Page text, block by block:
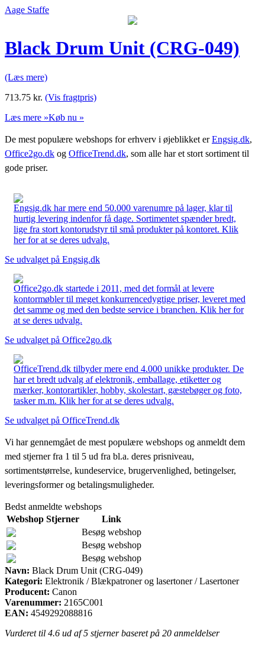
Aage Staffe
Black Drum Unit (CRG-049)
(Læs mere)
713.75 kr. (Vis fragtpris)
Læs mere »Køb nu »
De mest populære webshops for erhverv i øjeblikket erEngsig.dk,
Office2go.dk og OfficeTrend.dk, som alle har et stort sortiment til
gode priser.
Engsig.dk har mere end 50.000 varenumre på lager, klar til
hurtig levering indenfor få dage. Sortimentet spænder bredt,
lige fra stort kontorudstyr til små produkter på kontoret. Klik
her for at se deres udvalg.
Se udvalget på Engsig.dk
Office2go.dk startede i 2011, med det formål at levere
kontormøbler til meget konkurrencedygtige priser, leveret med
det samme og med den bedste service i branchen. Klik her for
at se deres udvalg.
Se udvalget på Office2go.dk
OfficeTrend.dk tilbyder mere end 4.000 unikke produkter. De
har et bredt udvalg af elektronik, emballage, etiketter og
mærker, kontorartikler, hobby, skolestart, gæstebøger og foto,
tasker m.m. Klik her for at se deres udvalg.
Se udvalget på OfficeTrend.dk
Vi har gennemgået de mest populære webshops og anmeldt dem
med stjerner fra 1 til 5 ud fra bl.a. deres prisniveau,
sortimentstørrelse, kundeservice, brugervenlighed, betingelser,
leveringsformer og betalingsmuligheder.
Bedst anmeldte webshops
Webshop Stjerner
Link
Besøg webshop
Besøg webshop
Besøg webshop
Navn: Black Drum Unit (CRG-049)
Kategori: Elektronik / Blækpatroner og lasertoner / Lasertoner
Producent: Canon
Varenummer: 2165C001
EAN: 4549292088816
Vurderet til 4.6 ud af 5 stjerner baseret på 20 anmeldelser